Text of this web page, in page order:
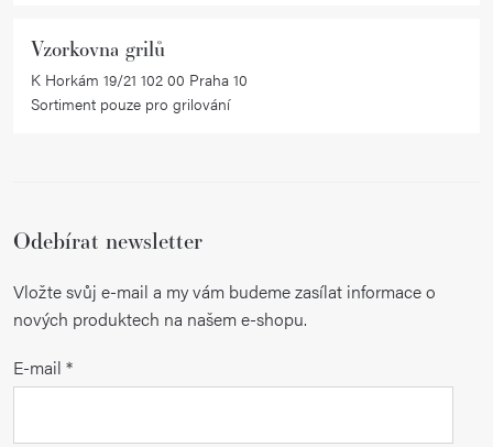
Vzorkovna grilů
K Horkám 19/21 102 00 Praha 10
Sortiment pouze pro grilování
Odebírat newsletter
Vložte svůj e-mail a my vám budeme zasílat informace o
nových produktech na našem e-shopu.
E-mail